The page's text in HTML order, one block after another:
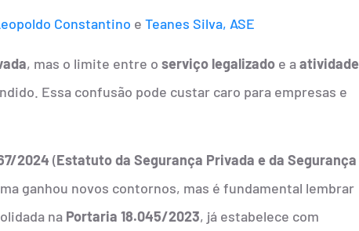
Constantino e Teanes Silva, ASE
, mas o limite entre o serviço legalizado e aatividade
Essa confusão pode custar caro para empresas e
2024 (Estatuto da Segurança Privada e da Segurança
ganhou novos contornos, mas é fundamental lembrar
na Portaria 18.045/2023, já estabelece com